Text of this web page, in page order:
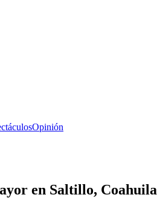
Opinión
en Saltillo, Coahuila